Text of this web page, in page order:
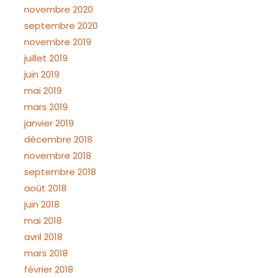
novembre 2020
septembre 2020
novembre 2019
juillet 2019
juin 2019
mai 2019
mars 2019
janvier 2019
décembre 2018
novembre 2018
septembre 2018
août 2018
juin 2018
mai 2018
avril 2018
mars 2018
février 2018